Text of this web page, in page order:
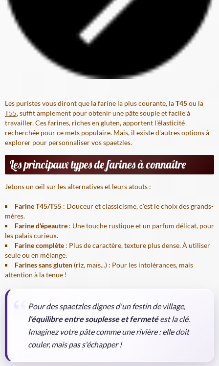
Les puristes vous diront que la farine la plus courante, laT45ou la
T55, suffit amplement pour obtenir une pâte souple et facile à
travailler. Ces farines, riches en gluten, apportent l'élasticité
recherchée pour ce mets populaire. Mais, il existe d'autres options à
explorer pour personnaliser vos spaetzles.
Les principaux types de farines à connaître
Jetons un œil sur les alternatives et leurs atouts :
Farine T45/T55 : Douceur et classicisme, c'est le choix des grands-
mères.
Farine d'épeautre : Une touche rustique et un parfum délicat, pour
les palais curieux.
Farine complète : Plus de caractère, texture plus dense. À utiliser
seule ou en mélange.
Farines sans gluten (riz, maïs...) : Pour les intolérances, mais
attention à la tenue !
Pour des spaetzles dignes d'un festin de village,
l'équilibre entre souplesse et fermetéest la clé.
Imaginez votre pâte comme une rivière : elle doit
couler, mais pas s'échapper !